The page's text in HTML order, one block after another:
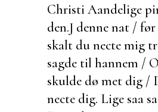
Christi Aandelige
den.J denne nat /
skalt du necte mig
sagde til hannem /
skulde dø met dig /
necte dig. Lige saa